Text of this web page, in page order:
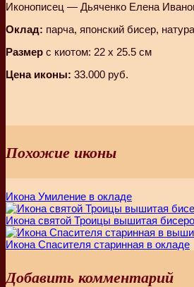
Иконописец — Дьяченко Елена
Оклад: парча, японский бисер,
Размер с киотом: 22 х 25.5 см
Цена иконы: 33.000 руб.
Похожие иконы
Икона Умиление в окладе
Икона святой Троицы вышитая
Икона Спасителя старинная в окладе
Добавить комментарий